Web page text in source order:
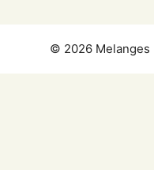
© 2026 Melanges